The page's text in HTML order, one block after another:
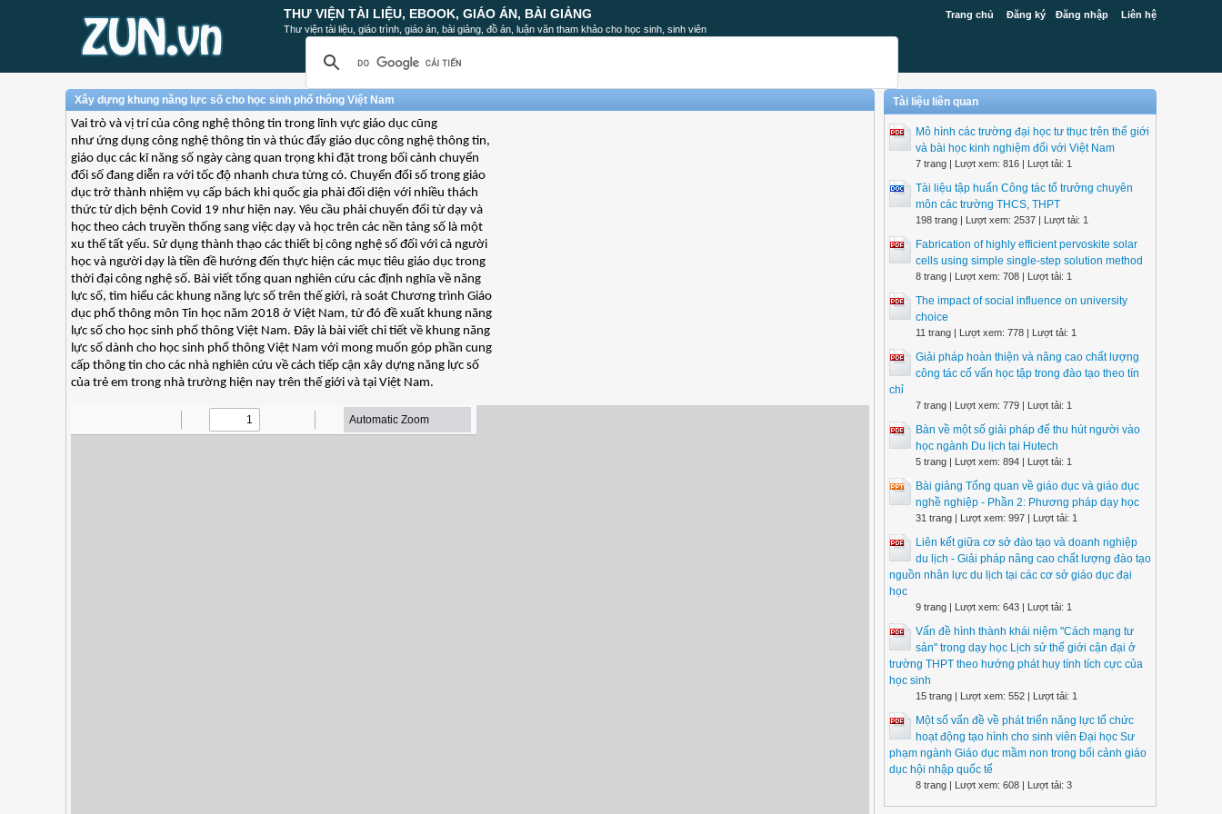
Trang chủ Đăng ký Đăng nhập Liên hệ
THƯ VIỆN TÀI LIỆU, EBOOK, GIÁO ÁN, BÀI GIẢNG
Thư viện tài liệu, giáo trình, giáo án, bài giảng, đồ án, luận văn tham khảo cho học sinh, sinh viên
Xây dựng khung năng lực số cho học sinh phổ thông Việt Nam
Vai trò và vị trí của công nghệ thông tin trong lĩnh vực giáo dục cũng
như ứng dụng công nghệ thông tin và thúc đẩy giáo dục công nghệ thông tin,
giáo dục các kĩ năng số ngày càng quan trọng khi đặt trong bối cảnh chuyển
đổi số đang diễn ra với tốc độ nhanh chưa từng có. Chuyển đổi số trong giáo
dục trở thành nhiệm vụ cấp bách khi quốc gia phải đối diện với nhiều thách
thức từ dịch bệnh Covid 19 như hiện nay. Yêu cầu phải chuyển đổi từ dạy và
học theo cách truyền thống sang việc dạy và học trên các nền tảng số là một
xu thế tất yếu. Sử dụng thành thạo các thiết bị công nghệ số đối với cả người
học và người dạy là tiền đề hướng đến thực hiện các mục tiêu giáo dục trong
thời đại công nghệ số. Bài viết tổng quan nghiên cứu các định nghĩa về năng
lực số, tìm hiểu các khung năng lực số trên thế giới, rà soát Chương trình Giáo
dục phổ thông môn Tin học năm 2018 ở Việt Nam, từ đó đề xuất khung năng
lực số cho học sinh phổ thông Việt Nam. Đây là bài viết chi tiết về khung năng
lực số dành cho học sinh phổ thông Việt Nam với mong muốn góp phần cung
cấp thông tin cho các nhà nghiên cứu về cách tiếp cận xây dựng năng lực số
của trẻ em trong nhà trường hiện nay trên thế giới và tại Việt Nam.
Tài liệu liên quan
Mô hình các trường đại học tư thục trên thế giới
và bài học kinh nghiệm đối với Việt Nam
7 trang | Lượt xem: 816 | Lượt tải: 1
Tài liệu tập huấn Công tác tổ trưởng chuyên
môn các trường THCS, THPT
198 trang | Lượt xem: 2537 | Lượt tải: 1
Fabrication of highly efficient pervoskite solar
cells using simple single-step solution method
8 trang | Lượt xem: 708 | Lượt tải: 1
The impact of social influence on university
choice
11 trang | Lượt xem: 778 | Lượt tải: 1
Giải pháp hoàn thiện và nâng cao chất lượng
công tác cố vấn học tập trong đào tạo theo tín
chỉ
7 trang | Lượt xem: 779 | Lượt tải: 1
Bàn về một số giải pháp để thu hút người vào
học ngành Du lịch tại Hutech
5 trang | Lượt xem: 894 | Lượt tải: 1
Bài giảng Tổng quan về giáo dục và giáo dục
nghề nghiệp - Phần 2: Phương pháp dạy học
31 trang | Lượt xem: 997 | Lượt tải: 1
Liên kết giữa cơ sở đào tạo và doanh nghiệp
du lịch - Giải pháp nâng cao chất lượng đào tạo
nguồn nhân lực du lịch tại các cơ sở giáo dục đại
học
9 trang | Lượt xem: 643 | Lượt tải: 1
Vấn đề hình thành khái niệm "Cách mạng tư
sản" trong dạy học Lịch sử thế giới cận đại ở
trường THPT theo hướng phát huy tính tích cực của
học sinh
15 trang | Lượt xem: 552 | Lượt tải: 1
Một số vấn đề về phát triển năng lực tổ chức
hoạt động tạo hình cho sinh viên Đại học Sư
phạm ngành Giáo dục mầm non trong bối cảnh giáo
dục hội nhập quốc tế
8 trang | Lượt xem: 608 | Lượt tải: 3